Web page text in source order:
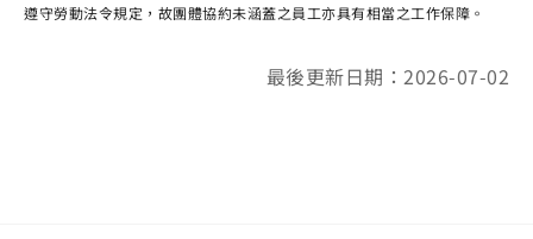
遵守勞動法令規定，故團體協約未涵蓋之員工亦具有相當之工作保障。
最後更新日期：2026-07-02